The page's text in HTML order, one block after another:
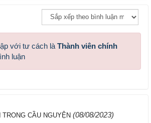
với tư cách là Thành viên chính
luận
CẦU NGUYỆN (08/08/2023)